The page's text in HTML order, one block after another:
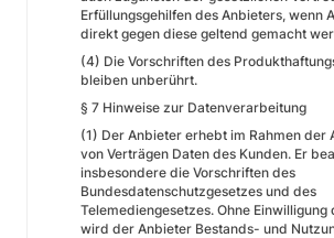
Erfüllungsgehilfen des Anbieters, wenn
direkt gegen diese geltend gemacht
(4) Die Vorschriften des
bleiben unberührt.
§ 7 Hinweise zur Datenverarbeitung
(1) Der Anbieter erhebt im Rahmen der
von Verträgen Daten des Kunden. Er
insbesondere die Vorschriften des
Bundesdatenschutzgesetzes und des
Telemediengesetzes. Ohne Einwilligung
wird der Anbieter Bestands- und